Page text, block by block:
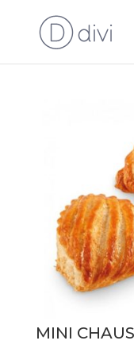
MINI